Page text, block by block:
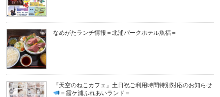
なめがたランチ情報＝北浦パークホテル魚福＝
『天空のねこカフェ』土日祝ご利用時間特別対応のお知らせ
＝霞ケ浦ふれあいランド＝